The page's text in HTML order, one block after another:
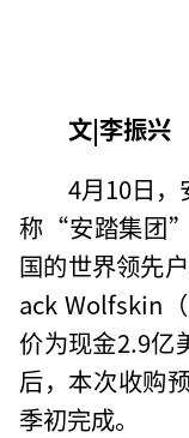
文|李振兴
4月10日，
称“安踏集团”
国的世界领先
ack Wolfskin
价为现金2.9亿
后，本次收购
季初完成。